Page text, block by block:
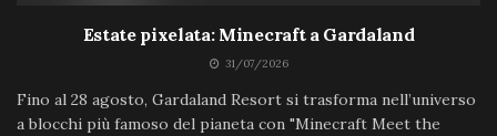
Estate pixelata: Minecraft a Gardaland
31/07/2026
Fino al 28 agosto, Gardaland Resort si trasforma nell’universo
a blocchi più famoso del pianeta con "Minecraft Meet the